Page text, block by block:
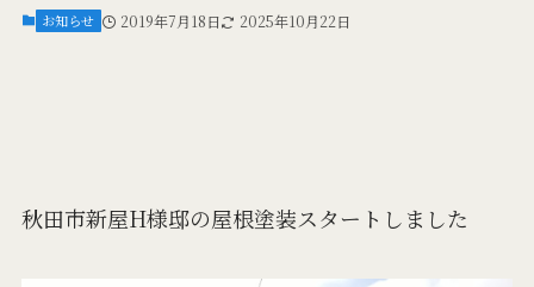
お知らせ 2019年7月18日 2025年10月22日
秋田市新屋H様邸の屋根塗装スタートしました